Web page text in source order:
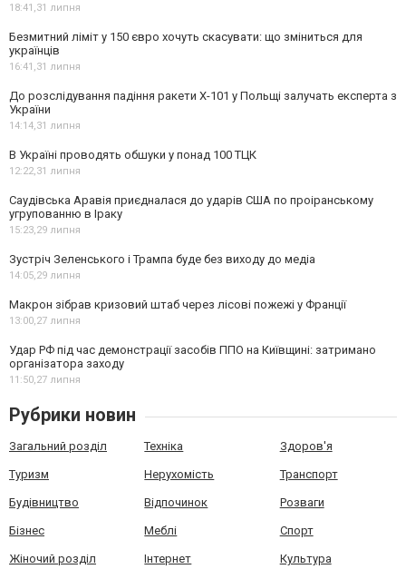
18:41,31 липня
Безмитний ліміт у 150 євро хочуть скасувати: що зміниться для
українців
16:41,31 липня
До розслідування падіння ракети Х-101 у Польщі залучать експерта з
України
14:14,31 липня
В Україні проводять обшуки у понад 100 ТЦК
12:22,31 липня
Саудівська Аравія приєдналася до ударів США по проіранському
угрупованню в Іраку
15:23,29 липня
Зустріч Зеленського і Трампа буде без виходу до медіа
14:05,29 липня
Макрон зібрав кризовий штаб через лісові пожежі у Франції
13:00,27 липня
Удар РФ під час демонстрації засобів ППО на Київщині: затримано
організатора заходу
11:50,27 липня
Рубрики новин
Загальний розділ Техніка Здоров'я
Туризм Нерухомість Транспорт
Будівництво Відпочинок Розваги
Бізнес Меблі Спорт
Жіночий розділ Інтернет Культура